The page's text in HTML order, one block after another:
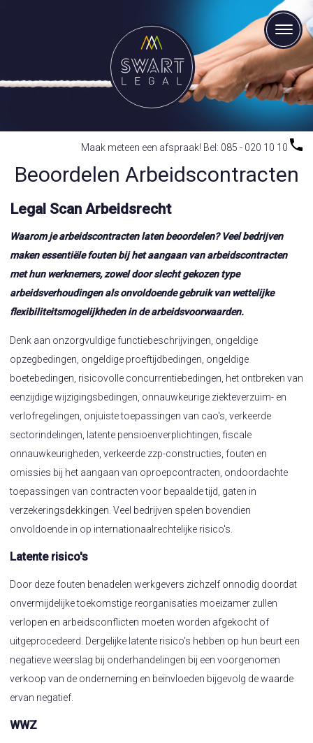
Maak meteen een afspraak! Bel: 085 - 020 10 10
Beoordelen Arbeidscontracten
Legal Scan Arbeidsrecht
Waarom je arbeidscontracten laten beoordelen? Veel bedrijven
maken essentiële fouten bij het aangaan van arbeidscontracten
met hun werknemers, zowel door slecht gekozen type
arbeidsverhoudingen als onvoldoende gebruik van wettelijke
flexibiliteitsmogelijkheden in de arbeidsvoorwaarden.
Denk aan onzorgvuldige functiebeschrijvingen, ongeldige
opzegbedingen, ongeldige proeftijdbedingen, ongeldige
boetebedingen, risicovolle concurrentiebedingen, het ontbreken van
eenzijdige wijzigingsbedingen, onnauwkeurige ziekteverzuim- en
verlofregelingen, onjuiste toepassingen van cao's, verkeerde
sectorindelingen, latente pensioenverplichtingen, fiscale
onnauwkeurigheden, verkeerde zzp-constructies, fouten en
omissies bij het aangaan van oproepcontracten, ondoordachte
toepassingen van contracten voor bepaalde tijd, gaten in
verzekeringsdekkingen. Veel bedrijven spelen bovendien
onvoldoende in op internationaalrechtelijke risico's.
Latente risico's
Door deze fouten benadelen werkgevers zichzelf onnodig doordat
onvermijdelijke toekomstige reorganisaties moeizamer zullen
verlopen en arbeidsconflicten moeten worden afgekocht of
uitgeprocedeerd. Dergelijke latente risico's hebben op hun beurt een
negatieve weerslag bij onderhandelingen bij een voorgenomen
verkoop van de onderneming en beïnvloeden bijgevolg de waarde
ervan negatief.
WWZ